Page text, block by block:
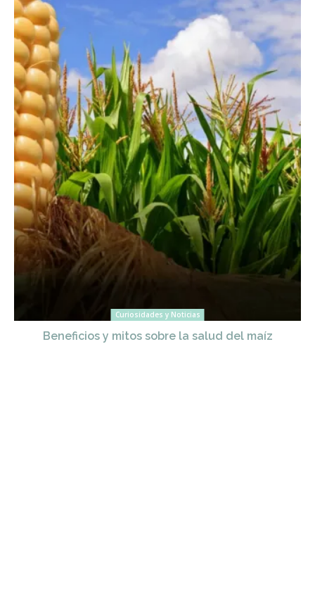
Curiosidades y Noticias
Beneficios y mitos sobre la salud del maíz